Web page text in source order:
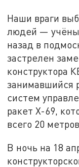
Наши враги
людей —
назад в
застрелен
конструктора
занимавшийся
систем
ракет Х-69,
всего 20
В ночь на 18